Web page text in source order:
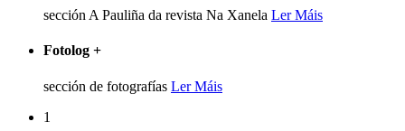
sección A Pauliña da revista Na Xanela Ler Máis
Fotolog +
sección de fotografías Ler Máis
1